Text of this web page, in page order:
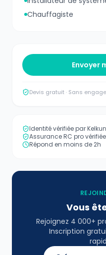
Chauffagiste
Envoyer
Devis gratuit · Sans
Identité vérifiée par Kelkun
Assurance RC pro vérifiée
Répond en moins de 2h
Vous
Rejoignez 4 000+
Inscription